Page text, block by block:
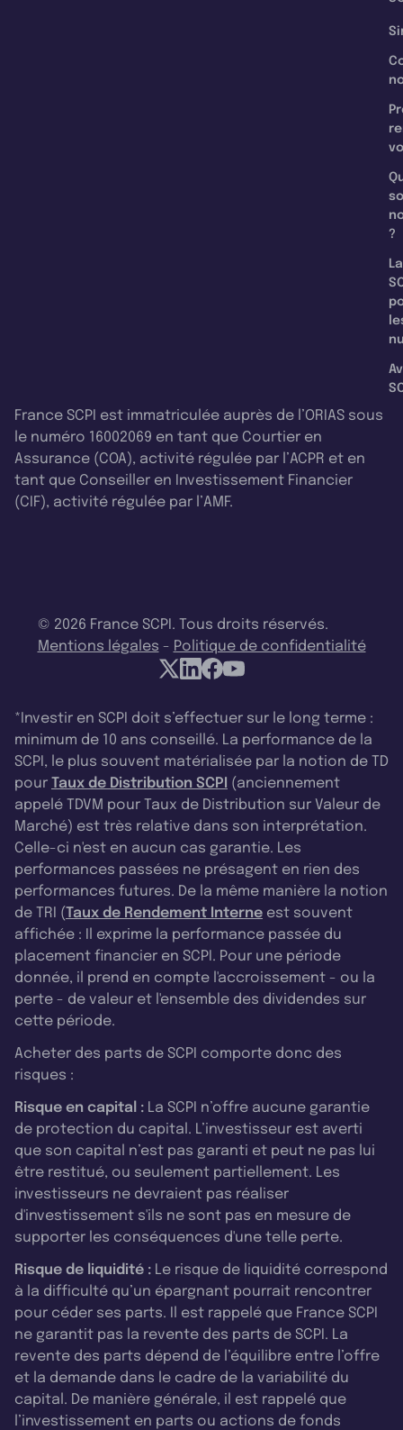
?
La
France SCPI est immatriculée auprès de l’ORIAS sous
le numéro 16002069 en tant que Courtier en
Assurance (COA), activité régulée par l’ACPR et en
tant que Conseiller en Investissement Financier
(CIF), activité régulée par l’AMF.
© 2026 France SCPI. Tous droits réservés.
Mentions légales - Politique de confidentialité
*Investir en SCPI doit s’effectuer sur le long terme :
minimum de 10 ans conseillé. La performance de la
SCPI, le plus souvent matérialisée par la notion de TD
pour Taux de Distribution SCPI (anciennement
appelé TDVM pour Taux de Distribution sur Valeur de
Marché) est très relative dans son interprétation.
Celle-ci n'est en aucun cas garantie. Les
performances passées ne présagent en rien des
performances futures. De la même manière la notion
de TRI (Taux de Rendement Interne est souvent
affichée : Il exprime la performance passée du
placement financier en SCPI. Pour une période
donnée, il prend en compte l'accroissement - ou la
perte - de valeur et l'ensemble des dividendes sur
cette période.
Acheter des parts de SCPI comporte donc des
risques :
Risque en capital : La SCPI n’offre aucune garantie
de protection du capital. L’investisseur est averti
que son capital n’est pas garanti et peut ne pas lui
être restitué, ou seulement partiellement. Les
investisseurs ne devraient pas réaliser
d'investissement s'ils ne sont pas en mesure de
supporter les conséquences d'une telle perte.
Risque de liquidité : Le risque de liquidité correspond
à la difficulté qu’un épargnant pourrait rencontrer
pour céder ses parts. Il est rappelé que France SCPI
ne garantit pas la revente des parts de SCPI. La
revente des parts dépend de l’équilibre entre l’offre
et la demande dans le cadre de la variabilité du
capital. De manière générale, il est rappelé que
l’investissement en parts ou actions de fonds